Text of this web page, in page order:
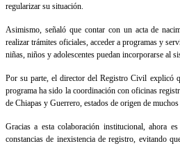
regularizar su situación.
Asimismo, señaló que contar con un acta de
realizar trámites oficiales, acceder a programas y
niñas, niños y adolescentes puedan incorporarse al
Por su parte, el director del Registro Civil explicó
programa ha sido la coordinación con oficinas
de Chiapas y Guerrero, estados de origen de
Gracias a esta colaboración institucional, ahora
constancias de inexistencia de registro, evitando